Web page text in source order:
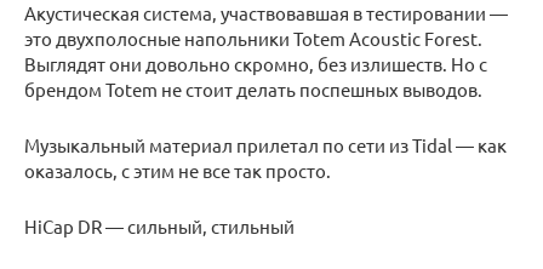
Акустическая система, участвовавшая в тестировании —
это двухполосные напольники Totem Acoustic Forest.
Выглядят они довольно скромно, без излишеств. Но с
брендом Totem не стоит делать поспешных выводов.
Музыкальный материал прилетал по сети из Tidal — как
оказалось, с этим не все так просто.
HiCap DR — сильный, стильный